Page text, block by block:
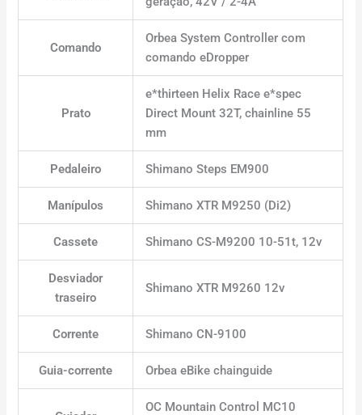
Comando
Orbea System Controller com
comando eDropper
Prato
e*thirteen Helix Race e*spec
Direct Mount 32T, chainline 55
mm
Pedaleiro Shimano Steps EM900
Manípulos Shimano XTR M9250 (Di2)
Cassete Shimano CS-M9200 10-51t, 12v
Desviador
traseiro
Shimano XTR M9260 12v
Corrente Shimano CN-9100
Guia-corrente Orbea eBike chainguide
OC Mountain Control MC10